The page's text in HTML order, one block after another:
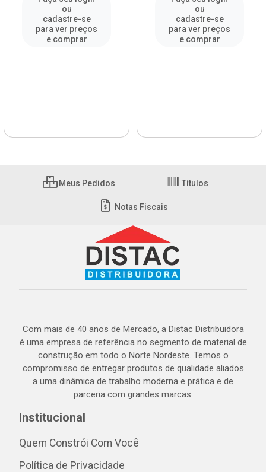
ou
cadastre-se
para ver preços
e comprar
ou
cadastre-se
para ver preços
e comprar
Meus Pedidos Títulos
Notas Fiscais
Com mais de 40 anos de Mercado, a Distac Distribuidora
é uma empresa de referência no segmento de material de
construção em todo o Norte Nordeste. Temos o
compromisso de entregar produtos de qualidade aliados
a uma dinâmica de trabalho moderna e prática e de
parceria com grandes marcas.
Institucional
Quem Constrói Com Você
Política de Privacidade